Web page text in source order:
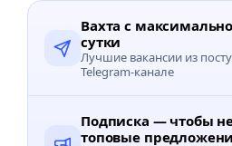
Вахта с
сутки
Лучшие вакансии из
Telegram-канале
Подписка — чтобы
топовые